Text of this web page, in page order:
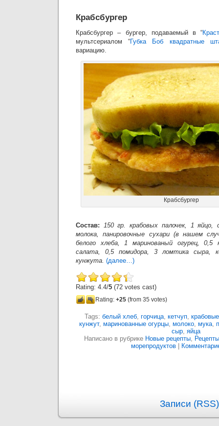
Крабсбургер
Крабсбургер – бургер, подаваемый в “
мультсериалом “Губка Боб квадратные
вариацию.
Крабсбургер
Состав: 150 гр. крабовых палочек, 1
молока, панировочные сухари (в нашем
белого хлеба, 1 маринованый огурец, 0,5
салата, 0,5 помидора, 3 ломтика сыра,
кунжута. (далее…)
Rating: 4.4/5 (72 votes cast)
Rating: +25 (from 35 votes)
Tags: белый хлеб, горчица, кетчуп,
кунжут, маринованные огурцы, молоко, мука,
сыр, яйца
Написано в рубрике Новые рецепты,
морепродуктов
Записи (RSS)